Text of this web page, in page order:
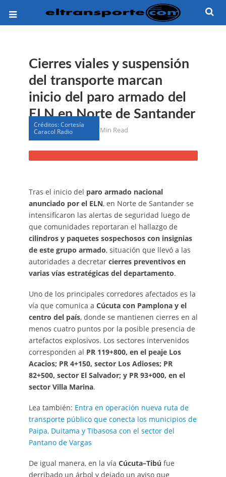
Cierres viales y suspensión
del transporte marcan
inicio del paro armado del
ELN en Norte de Santander
8 meses antes 3 Min Read
Créditos: Cortesía
Caracol Radio
Tras el inicio del paro armado nacional
anunciado por el ELN, en Norte de Santander se
intensificaron las alertas de seguridad luego de
que comunidades reportaran el hallazgo de
cilindros y paquetes sospechosos con insignias
de este grupo armado, situación que llevó a las
autoridades a decretar cierres preventivos en
varias vías estratégicas del departamento.
Uno de los principales corredores afectados es la
vía que comunica a Cúcuta con Pamplona y el
centro del país, donde se mantienen cierres en al
menos cuatro puntos por la posible presencia de
artefactos explosivos. Los sectores intervenidos
corresponden al PR 119+800, en el peaje Los
Acacios; PR 4+150, sector Los Adioses; PR
82+500, sector El Salvador; y PR 93+000, en el
sector Villa Marina.
Lea también: Entra en operación nueva ruta de
transporte público que conecta los municipios de
Paipa, Duitama y Tibasosa con el sector del
Pantano de Vargas
De igual manera, en la vía Cúcuta–Tibú fue
derribado un árbol y dejado un aviso que